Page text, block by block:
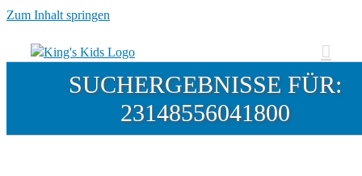
Zum Inhalt springen
SUCHERGEBNISSE FÜR:
23148556041800